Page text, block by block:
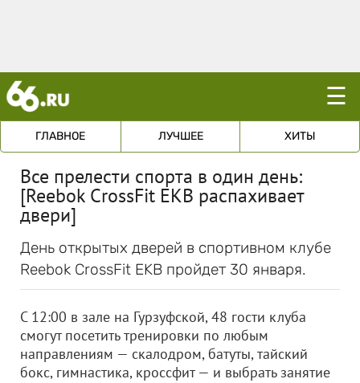
☰
ГЛАВНОЕ ЛУЧШЕЕ ХИТЫ
Все прелести спорта в один день:
[Reebok CrossFit EKB распахивает
двери]
День открытых дверей в спортивном клубе
Reebok CrossFit EKB пройдет 30 января.
С 12:00 в зале на Гурзуфской, 48 гости клуба
смогут посетить тренировки по любым
направлениям — скалодром, батуты, тайский
бокс, гимнастика, кроссфит — и выбрать занятие